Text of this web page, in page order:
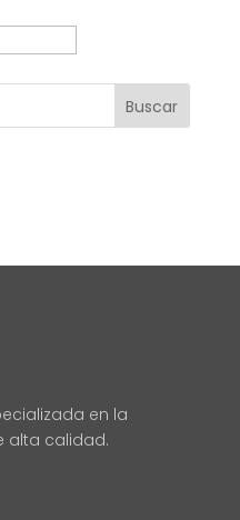
Buscar
en la
alta calidad.